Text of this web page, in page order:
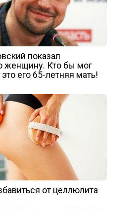
показал
женщину. Кто бы мог
его 65-летняя мать!
от целлюлита